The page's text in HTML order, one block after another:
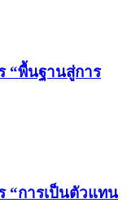
“พื้นฐานสู่การ
“การเป็นตัวแทน